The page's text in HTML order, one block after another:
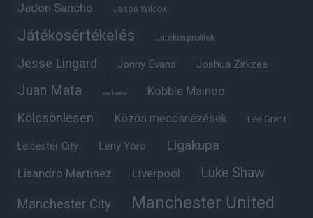
Jadon Sancho Jason Wilcox
Játékosértékelés Játékosprofilok
Jesse Lingard Jonny Evans Joshua Zirkzee
Juan Mata Karl Darlow Kobbie Mainoo
Kölcsönlesen Közös meccsnézések Lee Grant
Leicester City Leny Yoro Ligakupa
Lisandro Martinez Liverpool Luke Shaw
Manchester City Manchester United